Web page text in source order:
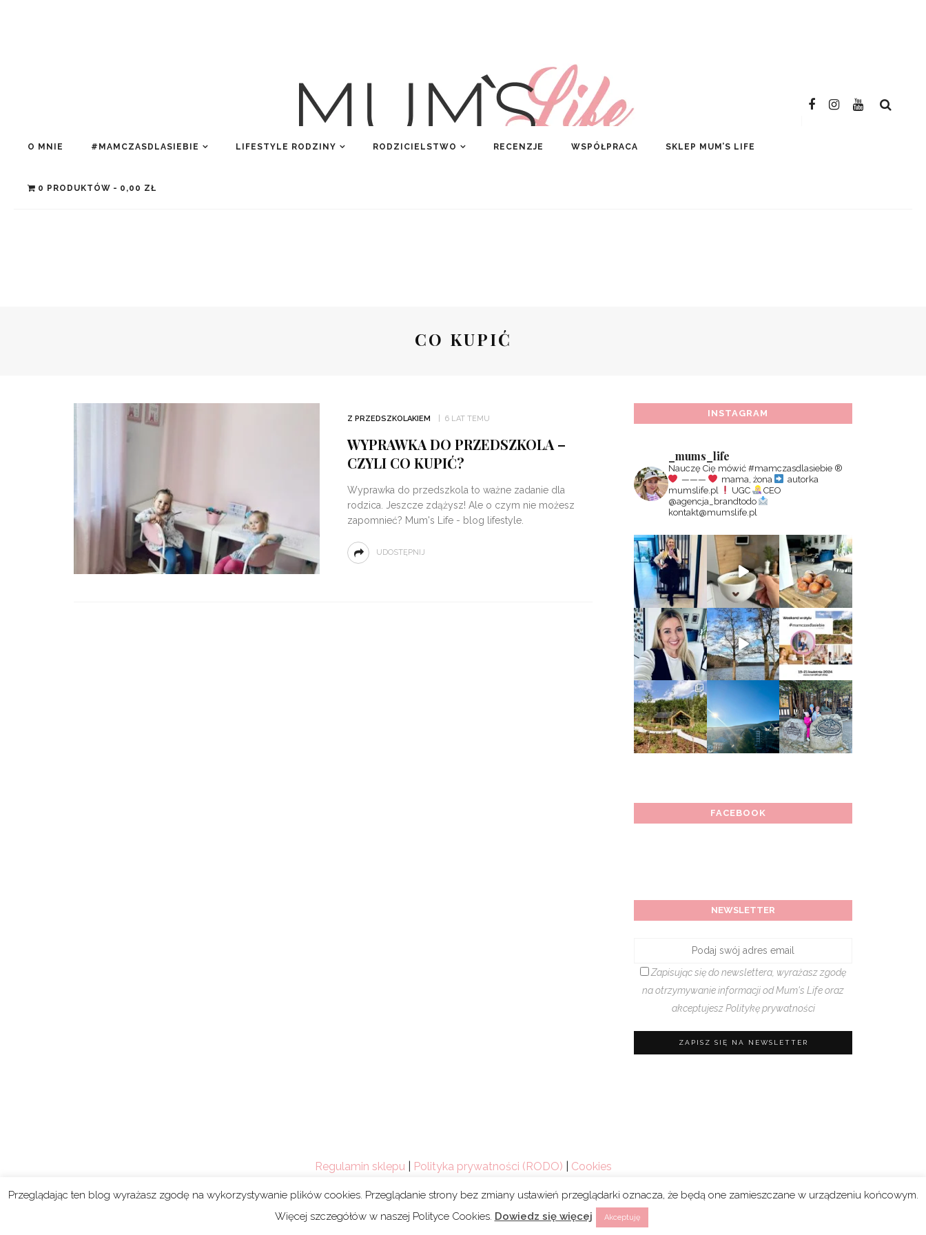
O MNIE #MAMCZASDLASIEBIE LIFESTYLE RODZINY RODZICIELSTWO RECENZJE WSPÓŁPRACA SKLEP MUM’S LIFE
0 PRODUKTÓW 0,00 ZŁ
CO KUPIĆ
Z PRZEDSZKOLAKIEM 6 LAT TEMU
WYPRAWKA DO PRZEDSZKOLA –
CZYLI CO KUPIĆ?
Wyprawka do przedszkola to ważne zadanie dla
rodzica. Jeszcze zdążysz! Ale o czym nie możesz
zapomnieć? Mum's Life - blog lifestyle.
UDOSTĘPNIJ
INSTAGRAM
_mums_life
Nauczę Cię mówić #mamczasdlasiebie ®️
———
mama, żona
autorka
mumslife.pl
UGC
CEO
@agencja_brandtodo
kontakt@mumslife.pl
FACEBOOK
NEWSLETTER
Zapisując się do newslettera, wyrażasz zgodę
na otrzymywanie informacji od Mum's Life oraz
akceptujeszPolitykę prywatności
Regulamin sklepu Polityka prywatności (RODO) Cookies
webski.design
Przeglądając ten blog wyrażasz zgodę na wykorzystywanie plików cookies. Przeglądanie strony bez zmiany ustawień przeglądarki oznacza, że będą one zamieszczane w urządzeniu końcowym.
Więcej szczegółów w naszej Polityce Cookies. Dowiedz się więcej Akceptuję